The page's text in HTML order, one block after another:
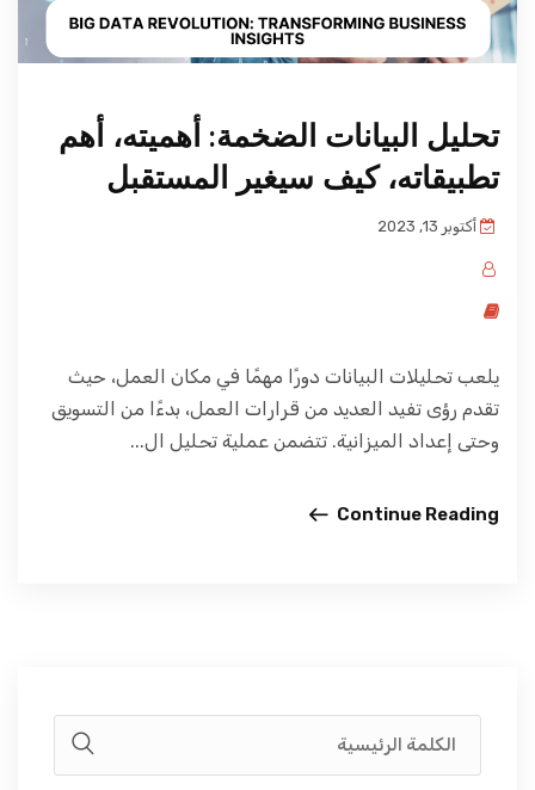
تحليل البيانات الضخمة: أهميته، أهم
تطبيقاته، كيف سيغير المستقبل
أكتوبر 13, 2023
يلعب تحليلات البيانات دورًا مهمًا في مكان العمل، حيث
تقدم رؤى تفيد العديد من قرارات العمل، بدءًا من التسويق
وحتى إعداد الميزانية. تتضمن عملية تحليل ال...
Continue Reading